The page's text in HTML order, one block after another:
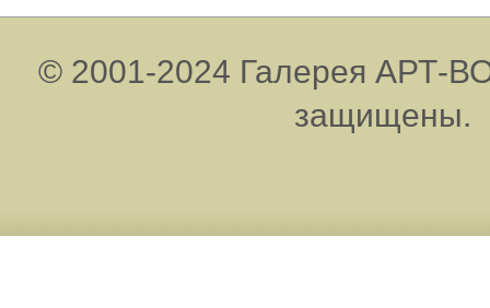
© 2001-2024 Галерея АРТ-
защищены.